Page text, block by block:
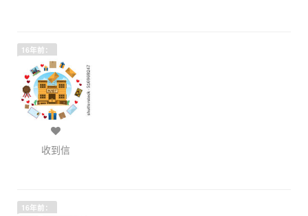
16年前：
收到信
16年前：